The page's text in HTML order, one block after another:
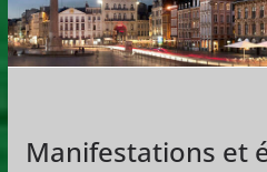
Manifestations et